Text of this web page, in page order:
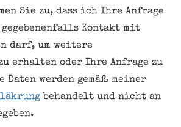
Sie zu, dass ich Ihre Anfrage
Kontakt mit
darf, um weitere
erhalten oder Ihre Anfrage zu
werden gemäß meiner
behandelt und nicht an